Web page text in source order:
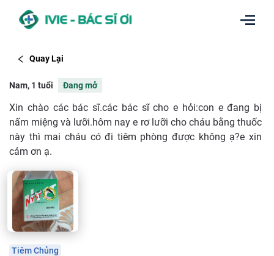
Quay Lại
Nam, 1 tuổi Đang mở
Xin chào các bác sĩ.các bác sĩ cho e hỏi:con e đang bị
nấm miệng và lưỡi.hôm nay e rơ lưỡi cho cháu bằng thuốc
này thì mai cháu có đi tiêm phòng được không ạ?e xin
cảm ơn ạ.
Tiêm Chủng